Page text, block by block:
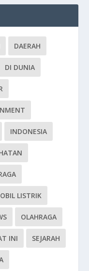
DAERAH
DI DUNIA
INDONESIA
LISTRIK
OLAHRAGA
INI SEJARAH